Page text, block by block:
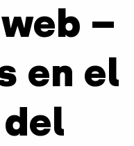
–
en el